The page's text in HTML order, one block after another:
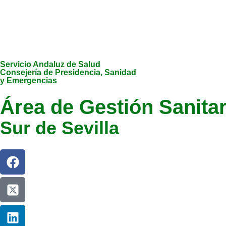
Servicio Andaluz de Salud
Consejería de Presidencia, Sanidad
y Emergencias
Área de Gestión
Sur de Sevilla